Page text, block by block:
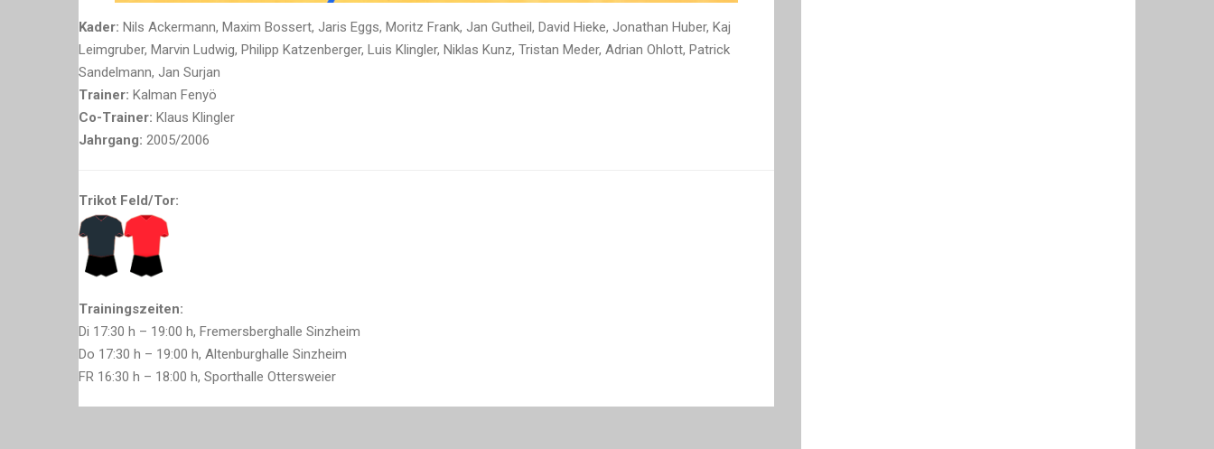
Kader: Nils Ackermann, Maxim Bossert, Jaris Eggs, Moritz Frank, Jan Gutheil, David Hieke, Jonathan Huber, Kaj
Leimgruber, Marvin Ludwig, Philipp Katzenberger, Luis Klingler, Niklas Kunz, Tristan Meder, Adrian Ohlott, Patrick
Sandelmann, Jan Surjan
Trainer: Kalman Fenyö
Co-Trainer: Klaus Klingler
Jahrgang: 2005/2006
Trikot Feld/Tor:
Trainingszeiten:
Di 17:30 h – 19:00 h, Fremersberghalle Sinzheim
Do 17:30 h – 19:00 h, Altenburghalle Sinzheim
FR 16:30 h – 18:00 h, Sporthalle Ottersweier